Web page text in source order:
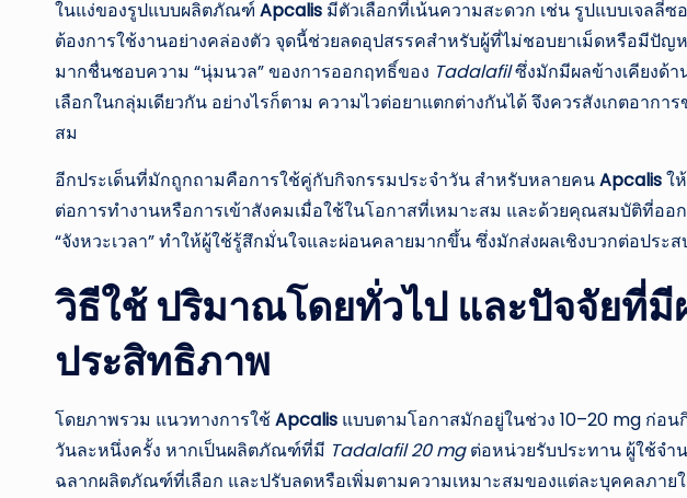
ในแง่ของรูปแบบผลิตภัณฑ์ Apcalis มีตัวเลือกที่เน้นความสะดวก เช่น รูปแบบเจลลี่ซ
ต้องการใช้งานอย่างคล่องตัว จุดนี้ช่วยลดอุปสรรคสำหรับผู้ที่ไม่ชอบยาเม็ดหรือมีปั
มากชื่นชอบความ “นุ่มนวล” ของการออกฤทธิ์ของ Tadalafilซึ่งมักมีผลข้างเคียงด้
เลือกในกลุ่มเดียวกัน อย่างไรก็ตาม ความไวต่อยาแตกต่างกันได้ จึงควรสังเกตอากา
สม
อีกประเด็นที่มักถูกถามคือการใช้คู่กับกิจกรรมประจำวัน สำหรับหลายคนApcalisใ
ต่อการทำงานหรือการเข้าสังคมเมื่อใช้ในโอกาสที่เหมาะสม และด้วยคุณสมบัติที่ออ
“จังหวะเวลา” ทำให้ผู้ใช้รู้สึกมั่นใจและผ่อนคลายมากขึ้น ซึ่งมักส่งผลเชิงบวกต่อประ
วิธีใช้ ปริมาณโดยทั่วไป และปัจจัยที่มี
ประสิทธิภาพ
โดยภาพรวม แนวทางการใช้Apcalis แบบตามโอกาสมักอยู่ในช่วง 10–20 mg ก่อน
วันละหนึ่งครั้ง หากเป็นผลิตภัณฑ์ที่มี Tadalafil 20 mgต่อหน่วยรับประทาน ผู้ใช้จำ
ฉลากผลิตภัณฑ์ที่เลือก และปรับลดหรือเพิ่มตามความเหมาะสมของแต่ละบุคคลภาย